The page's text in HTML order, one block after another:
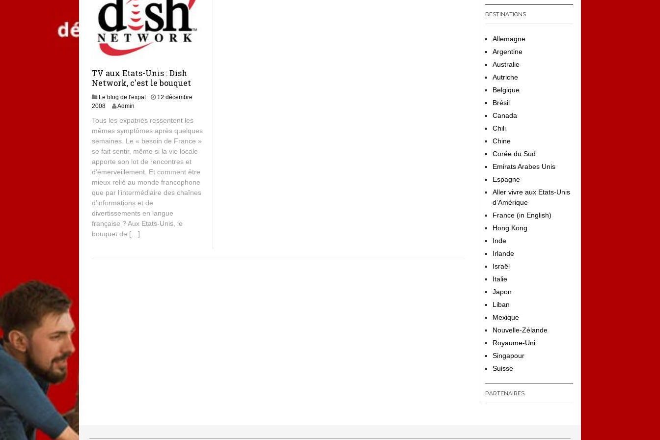
TV aux Etats-Unis : Dish
Network, c'est le bouquet
Le blog de l'expat
12 décembre
2008
Admin
Tous les expatriés ressentent les
mêmes symptômes après quelques
semaines. Le « besoin de France »
se fait sentir, même si la vie locale
apporte son lot de rencontres et
d’émerveillement. Et comment être
mieux relié au monde francophone
que par l’intermédiaire des chaînes
d’informations et de
divertissements en langue
française ? Aux Etats-Unis, le
bouquet de […]
DESTINATIONS
Allemagne
Argentine
Australie
Autriche
Belgique
Brésil
Canada
Chili
Chine
Corée du Sud
Emirats Arabes Unis
Espagne
Aller vivre aux Etats-Unis
d’Amérique
France (in English)
Hong Kong
Inde
Irlande
Israël
Italie
Japon
Liban
Mexique
Nouvelle-Zélande
Royaume-Uni
Singapour
Suisse
PARTENAIRES